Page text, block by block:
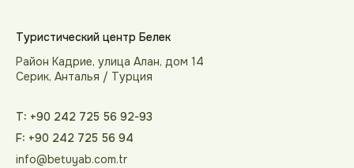
Туристический центр Белек
Район Кадрие, улица Алан, дом 14
Серик, Анталья / Турция
T: +90 242 725 56 92-93
F: +90 242 725 56 94
info@betuyab.com.tr